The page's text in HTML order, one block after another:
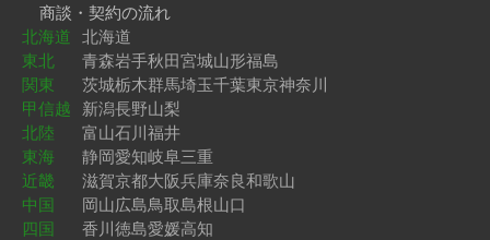
商談・契約の流れ
北海道 北海道
東北
青森岩手秋田宮城山形福島
関東
茨城栃木群馬埼玉千葉東京神奈川
甲信越 新潟長野山梨
北陸
富山石川福井
東海
静岡愛知岐阜三重
近畿
滋賀京都大阪兵庫奈良和歌山
中国
岡山広島鳥取島根山口
四国
香川徳島愛媛高知